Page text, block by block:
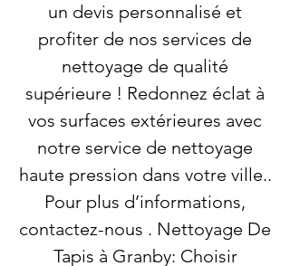
un devis personnalisé et
profiter de nos services de
nettoyage de qualité
supérieure ! Redonnez éclat à
vos surfaces extérieures avec
notre service de nettoyage
haute pression dans votre ville..
Pour plus d’informations,
contactez-nous . Nettoyage De
Tapis à Granby: Choisir